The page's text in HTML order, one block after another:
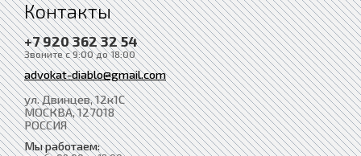
Контакты
+7 920 362 32 54
Звоните с 9:00 до 18:00
advokat-diablo@gmail.com
ул. Двинцев, 12к1С
МОСКВА, 127018
РОССИЯ
Мы работаем: